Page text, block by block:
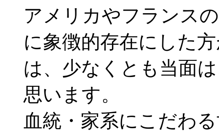
アメリカやフランス
に象徴的存在にした
は、少なくとも当面
思います。
血統・家系にこだわ